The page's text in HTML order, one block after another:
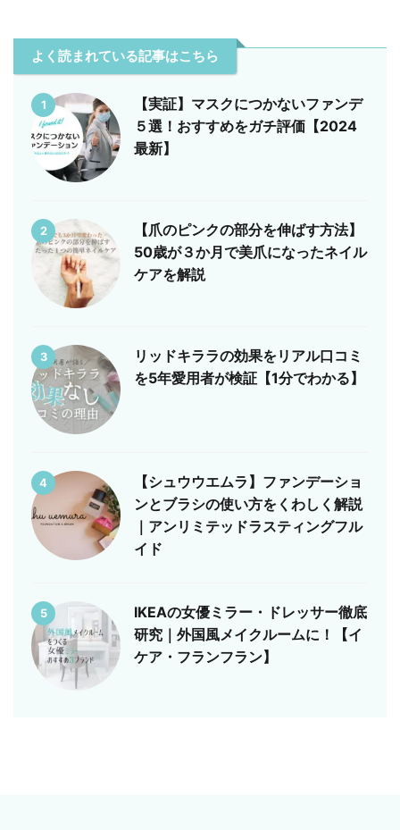
よく読まれている記事はこちら
1
【実証】マスクにつかないファンデ
５選！おすすめをガチ評価【2024
最新】
2
【爪のピンクの部分を伸ばす方法】
50歳が３か月で美爪になったネイル
ケアを解説
3
リッドキララの効果をリアル口コミ
を5年愛用者が検証【1分でわかる】
4
【シュウウエムラ】ファンデーショ
ンとブラシの使い方をくわしく解説
｜アンリミテッドラスティングフル
イド
5
IKEAの女優ミラー・ドレッサー徹底
研究｜外国風メイクルームに！【イ
ケア・フランフラン】